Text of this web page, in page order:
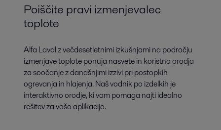
Poiščite pravi izmenjevalec
toplote
Alfa Laval z večdesetletnimi izkušnjami na področju
izmenjave toplote ponuja nasvete in koristna orodja
za soočanje z današnjimi izzivi pri postopkih
ogrevanja in hlajenja. Naš vodnik po izdelkih je
interaktivno orodje, ki vam pomaga najti idealno
rešitev za vašo aplikacijo.